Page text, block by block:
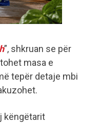
”, shkruan se për
masa e
tepër detaje mbi
këngëtarit